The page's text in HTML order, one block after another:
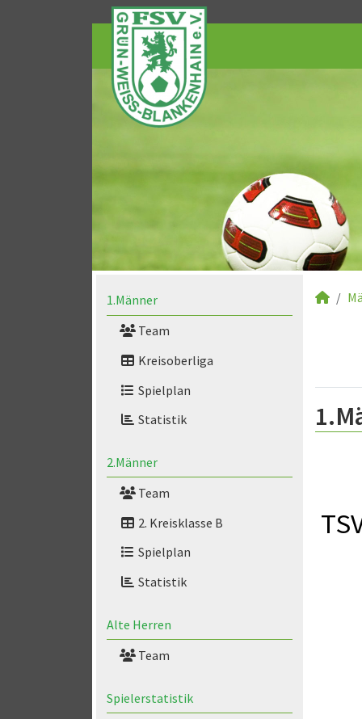
1.Männer
Team
Kreisoberliga
Spielplan
Statistik
2.Männer
Team
2. Kreisklasse B
Spielplan
Statistik
Alte Herren
Team
Spielerstatistik